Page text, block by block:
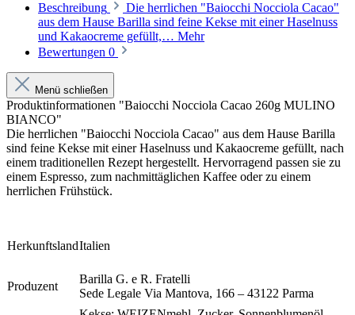
Beschreibung
Die herrlichen "Baiocchi Nocciola Cacao"
aus dem Hause Barilla sind feine Kekse mit einer Haselnuss
und Kakaocreme gefüllt,… Mehr
Bewertungen 0
Menü schließen
Produktinformationen "Baiocchi Nocciola Cacao 260g MULINO
BIANCO"
Die herrlichen "Baiocchi Nocciola Cacao" aus dem Hause Barilla
sind feine Kekse mit einer Haselnuss und Kakaocreme gefüllt, nach
einem traditionellen Rezept hergestellt. Hervorragend passen sie zu
einem Espresso, zum nachmittäglichen Kaffee oder zu einem
herrlichen Frühstück.
HerkunftslandItalien
Produzent
Barilla G. e R. Fratelli
Sede Legale Via Mantova, 166 – 43122 Parma